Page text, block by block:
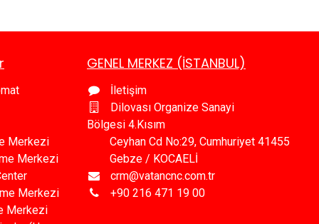
GENEL MERKEZ (İSTANBUL)
İletişim
Dilovası Organize Sanayi
Bölgesi 4.Kısım
Ceyhan Cd No:29, Cumhuriyet 41455
Gebze / KOCAELİ
crm@vatancnc.com.tr
+90 216 471 19 00
Merkezi
Merkezi
Merkezi
Merkezi